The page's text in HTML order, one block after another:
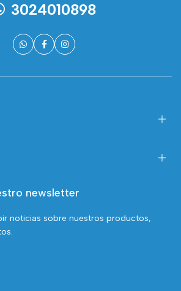
3024010898
newsletter
noticias sobre nuestros productos,